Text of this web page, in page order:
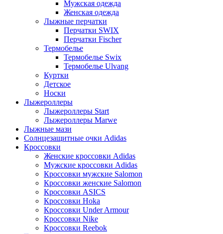
Мужская одежда
Женская одежда
Лыжные перчатки
Перчатки SWIX
Перчатки Fischer
Термобелье
Термобелье Swix
Термобелье Ulvang
Куртки
Детское
Носки
Лыжероллеры
Лыжероллеры Start
Лыжероллеры Marwe
Лыжные мази
Солнцезащитные очки Adidas
Кроссовки
Женские кроссовки Adidas
Мужские кроссовки Adidas
Кроссовки мужские Salomon
Кроссовки женские Salomon
Кроссовки ASICS
Кроссовки Hoka
Кроссовки Under Armour
Кроссовки Nike
Кроссовки Reebok